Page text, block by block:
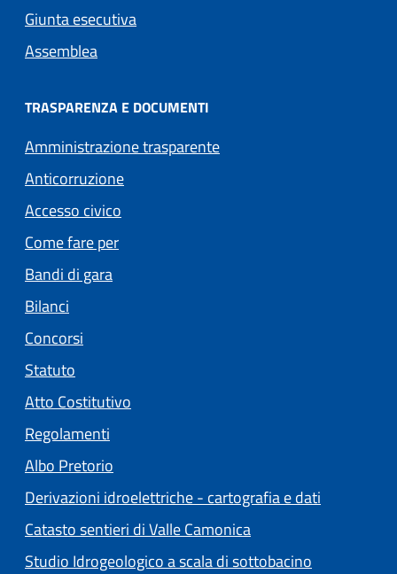
Giunta esecutiva
Assemblea
TRASPARENZA E DOCUMENTI
Amministrazione trasparente
Anticorruzione
Accesso civico
Come fare per
Bandi di gara
Bilanci
Concorsi
Statuto
Atto Costitutivo
Regolamenti
Albo Pretorio
Derivazioni idroelettriche - cartografia e dati
Catasto sentieri di Valle Camonica
Studio Idrogeologico a scala di sottobacino